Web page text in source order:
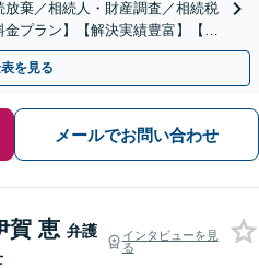
棄／相続人・財産調査／相続税
プラン】【解決実績豊富】【電
を見る
メールでお問い合わせ
賀 恵 弁護
インタビューを見
る